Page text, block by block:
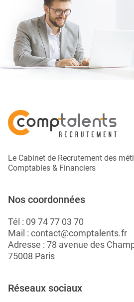
Le Cabinet de Recrutement des
Comptables & Financiers
Nos coordonnées
Tél : 09 74 77 03 70
Mail : contact@comptalents.fr
Adresse : 78 avenue des
75008 Paris
Réseaux sociaux